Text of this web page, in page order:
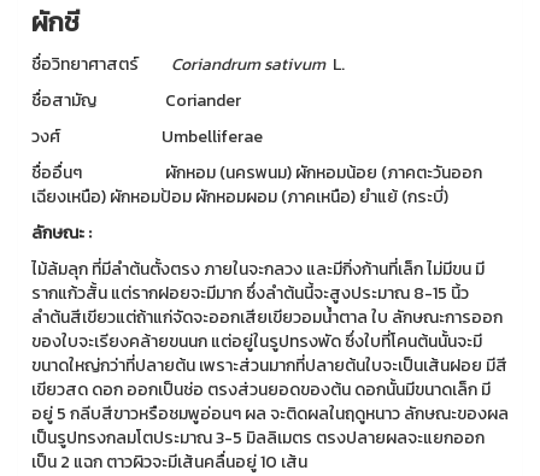
ผักชี
ชื่อวิทยาศาสตร์ Coriandrum sativum L.
ชื่อสามัญ Coriander
วงศ์ Umbelliferae
ชื่ออื่นๆ ผักหอม (นครพนม) ผักหอมน้อย (ภาคตะวันออก
เฉียงเหนือ) ผักหอมป้อม ผักหอมผอม (ภาคเหนือ) ยำแย้ (กระบี่)
ลักษณะ :
ไม้ล้มลุก ที่มีลำต้นตั้งตรง ภายในจะกลวง และมีกิ่งก้านที่เล็ก ไม่มีขน มี
รากแก้วสั้น แต่รากฝอยจะมีมาก ซึ่งลำต้นนี้จะสูงประมาณ 8-15 นิ้ว
ลำต้นสีเขียวแต่ถ้าแก่จัดจะออกเสียเขียวอมน้ำตาล ใบ ลักษณะการออก
ของใบจะเรียงคล้ายขนนก แต่อยู่ในรูปทรงพัด ซึ่งใบที่โคนต้นนั้นจะมี
ขนาดใหญ่กว่าที่ปลายต้น เพราะส่วนมากที่ปลายต้นใบจะเป็นเส้นฝอย มีสี
เขียวสด ดอก ออกเป็นช่อ ตรงส่วนยอดของต้น ดอกนั้นมีขนาดเล็ก มี
อยู่ 5 กลีบสีขาวหรือชมพูอ่อนๆ ผล จะติดผลในฤดูหนาว ลักษณะของผล
เป็นรูปทรงกลมโตประมาณ 3-5 มิลลิเมตร ตรงปลายผลจะแยกออก
เป็น 2 แฉก ตาวผิวจะมีเส้นคลื่นอยู่ 10 เส้น